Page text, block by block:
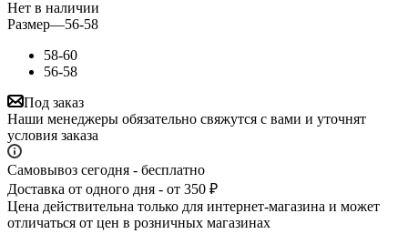
Нет в наличии
Размер—56-58
58-60
56-58
Под заказ
Наши менеджеры обязательно свяжутся с вами и уточнят
условия заказа
Самовывоз сегодня - бесплатно
Доставка от одного дня - от 350 ₽
Цена действительна только для интернет-магазина и может
отличаться от цен в розничных магазинах